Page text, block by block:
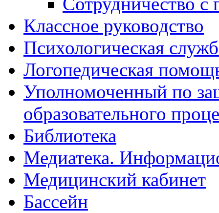
Классное руководство
Психологическая
Логопедическая
Уполномоченный по
образовательного
Библиотека
Медиатека.
Медицинский кабинет
Бассейн